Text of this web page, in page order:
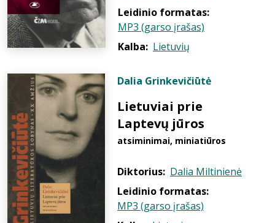
Leidinio formatas:
MP3 (garso įrašas)
Kalba: Lietuvių
Dalia Grinkevičiūtė
Lietuviai prie
Laptevų jūros
atsiminimai, miniatiūros
Diktorius: Dalia Miltinienė
Leidinio formatas:
MP3 (garso įrašas)